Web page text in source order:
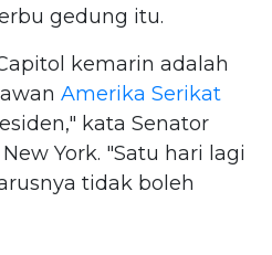
gedung itu.
kemarin adalah
Amerika Serikat
kata Senator
York. "Satu hari lagi
tidak boleh